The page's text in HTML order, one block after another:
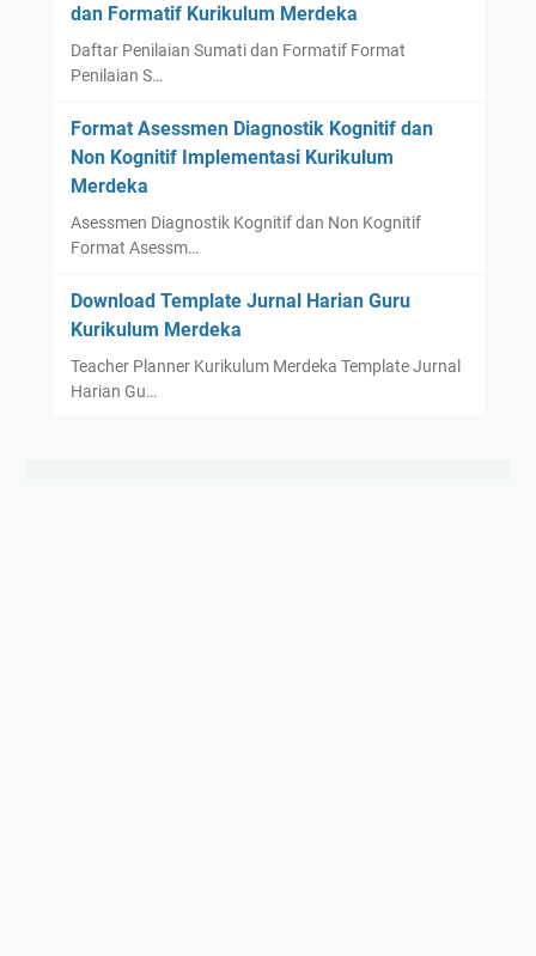
dan Formatif Kurikulum Merdeka
Daftar Penilaian Sumati dan Formatif Format
Penilaian S…
Format Asessmen Diagnostik Kognitif dan
Non Kognitif Implementasi Kurikulum
Merdeka
Asessmen Diagnostik Kognitif dan Non Kognitif
Format Asessm…
Download Template Jurnal Harian Guru
Kurikulum Merdeka
Teacher Planner Kurikulum Merdeka Template Jurnal
Harian Gu…